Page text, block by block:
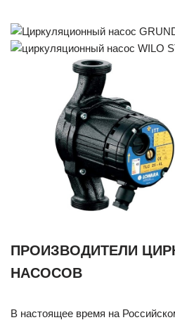
ПРОИЗВОДИТЕЛИ
НАСОСОВ
В настоящее время на